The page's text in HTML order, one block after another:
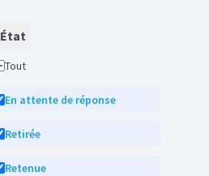
État
Tout
En attente de réponse
Retirée
Retenue